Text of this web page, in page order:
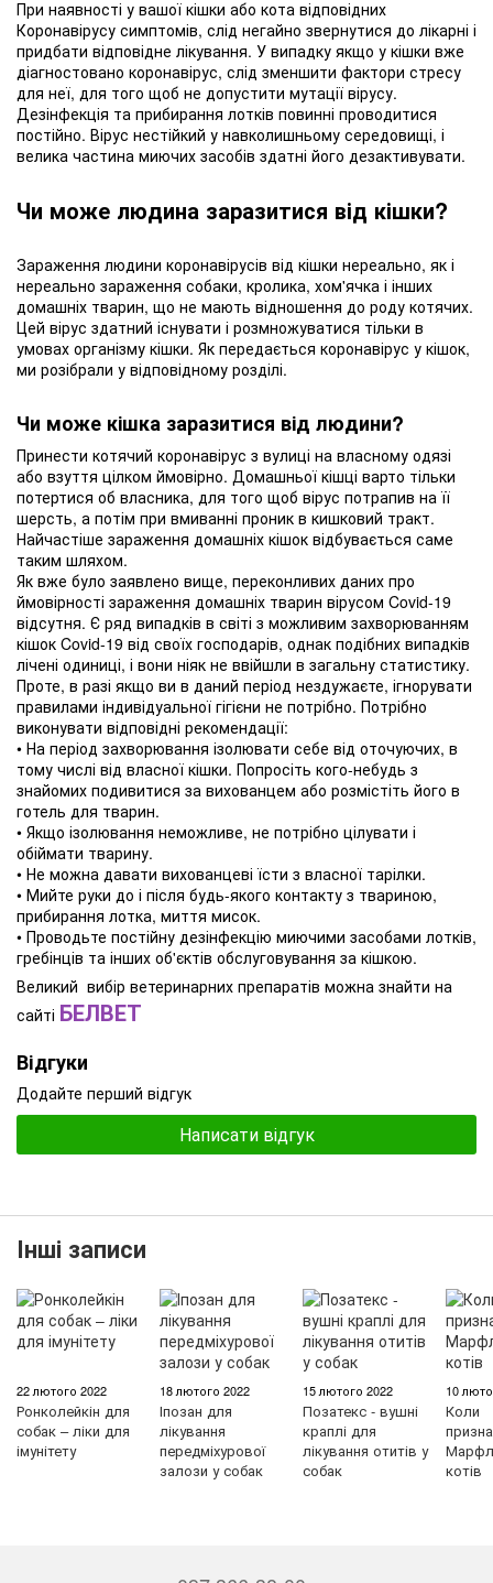
При наявності у вашої кішки або кота відповідних
Коронавірусу симптомів, слід негайно звернутися до лікарні і
придбати відповідне лікування. У випадку якщо у кішки вже
діагностовано коронавірус, слід зменшити фактори стресу
для неї, для того щоб не допустити мутації вірусу.
Дезінфекція та прибирання лотків повинні проводитися
постійно. Вірус нестійкий у навколишньому середовищі, і
велика частина миючих засобів здатні його дезактивувати.
Чи може людина заразитися від кішки?
Зараження людини коронавірусів від кішки нереально, як і
нереально зараження собаки, кролика, хом'ячка і інших
домашніх тварин, що не мають відношення до роду котячих.
Цей вірус здатний існувати і розмножуватися тільки в
умовах організму кішки. Як передається коронавірус у кішок,
ми розібрали у відповідному розділі.
Чи може кішка заразитися від людини?
Принести котячий коронавірус з вулиці на власному одязі
або взуття цілком ймовірно. Домашньої кішці варто тільки
потертися об власника, для того щоб вірус потрапив на її
шерсть, а потім при вмиванні проник в кишковий тракт.
Найчастіше зараження домашніх кішок відбувається саме
таким шляхом.
Як вже було заявлено вище, переконливих даних про
ймовірності зараження домашніх тварин вірусом Covid-19
відсутня. Є ряд випадків в світі з можливим захворюванням
кішок Covid-19 від своїх господарів, однак подібних випадків
лічені одиниці, і вони ніяк не ввійшли в загальну статистику.
Проте, в разі якщо ви в даний період нездужаєте, ігнорувати
правилами індивідуальної гігієни не потрібно. Потрібно
виконувати відповідні рекомендації:
• На період захворювання ізолювати себе від оточуючих, в
тому числі від власної кішки. Попросіть кого-небудь з
знайомих подивитися за вихованцем або розмістіть його в
готель для тварин.
• Якщо ізолювання неможливе, не потрібно цілувати і
обіймати тварину.
• Не можна давати вихованцеві їсти з власної тарілки.
• Мийте руки до і після будь-якого контакту з твариною,
прибирання лотка, миття мисок.
• Проводьте постійну дезінфекцію миючими засобами лотків,
гребінців та інших об'єктів обслуговування за кішкою.
Великий вибір ветеринарних препаратів можна знайти на
сайті БЕЛВЕТ
Відгуки
Додайте перший відгук
Написати відгук
Інші записи
22 лютого 2022
Ронколейкін для
собак – ліки для
імунітету
18 лютого 2022
Іпозан для
лікування
передміхурової
залози у собак
15 лютого 2022
Позатекс - вушні
краплі для
лікування отитів у
собак
10
Коли
котів